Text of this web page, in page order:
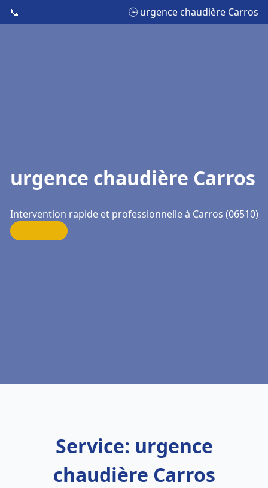
📞 🕒 urgence chaudière Carros
urgence chaudière Carros
Intervention rapide et professionnelle à Carros (06510)
Service: urgence
chaudière Carros